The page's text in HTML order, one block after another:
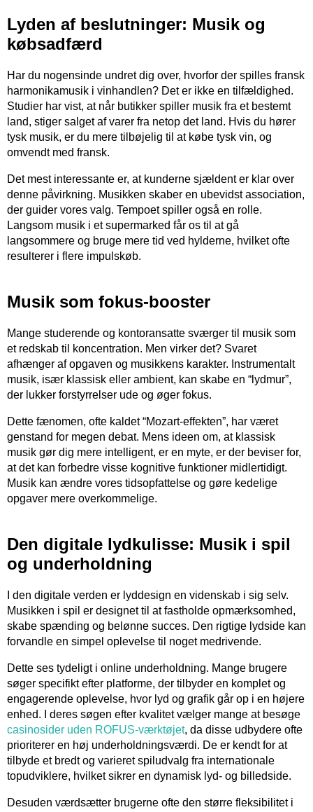
Lyden af beslutninger: Musik og
købsadfærd
Har du nogensinde undret dig over, hvorfor der spilles fransk
harmonikamusik i vinhandlen? Det er ikke en tilfældighed.
Studier har vist, at når butikker spiller musik fra et bestemt
land, stiger salget af varer fra netop det land. Hvis du hører
tysk musik, er du mere tilbøjelig til at købe tysk vin, og
omvendt med fransk.
Det mest interessante er, at kunderne sjældent er klar over
denne påvirkning. Musikken skaber en ubevidst association,
der guider vores valg. Tempoet spiller også en rolle.
Langsom musik i et supermarked får os til at gå
langsommere og bruge mere tid ved hylderne, hvilket ofte
resulterer i flere impulskøb.
Musik som fokus-booster
Mange studerende og kontoransatte sværger til musik som
et redskab til koncentration. Men virker det? Svaret
afhænger af opgaven og musikkens karakter. Instrumentalt
musik, især klassisk eller ambient, kan skabe en “lydmur”,
der lukker forstyrrelser ude og øger fokus.
Dette fænomen, ofte kaldet “Mozart-effekten”, har været
genstand for megen debat. Mens ideen om, at klassisk
musik gør dig mere intelligent, er en myte, er der beviser for,
at det kan forbedre visse kognitive funktioner midlertidigt.
Musik kan ændre vores tidsopfattelse og gøre kedelige
opgaver mere overkommelige.
Den digitale lydkulisse: Musik i spil
og underholdning
I den digitale verden er lyddesign en videnskab i sig selv.
Musikken i spil er designet til at fastholde opmærksomhed,
skabe spænding og belønne succes. Den rigtige lydside kan
forvandle en simpel oplevelse til noget medrivende.
Dette ses tydeligt i online underholdning. Mange brugere
søger specifikt efter platforme, der tilbyder en komplet og
engagerende oplevelse, hvor lyd og grafik går op i en højere
enhed. I deres søgen efter kvalitet vælger mange at besøge
casinosider uden ROFUS-værktøjet, da disse udbydere ofte
prioriterer en høj underholdningsværdi. De er kendt for at
tilbyde et bredt og varieret spiludvalg fra internationale
topudviklere, hvilket sikrer en dynamisk lyd- og billedside.
Desuden værdsætter brugerne ofte den større fleksibilitet i